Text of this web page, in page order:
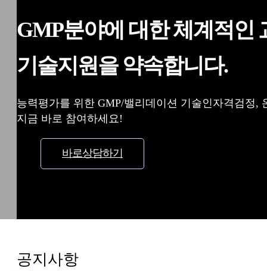
GMP분야에 대한 체계적인
기술지원을 약속합니다.
능력평가를 위한 GMP/밸리데이션 기술인자격검정,
지금 바로 참여하세요!
바로상담하기
공지사항